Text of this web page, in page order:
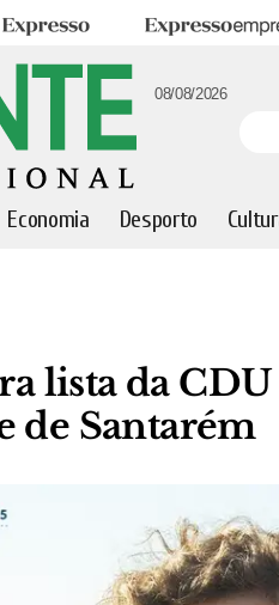
Expresso Expresso
08/08/2026
Economia Desporto
lista da CDU
de Santarém